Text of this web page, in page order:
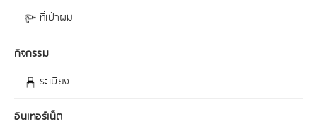
ที่เป่าผม
กิจกรรม
ระเบียง
อินเทอร์เน็ต